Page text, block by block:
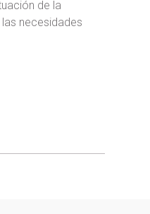
de la
necesidades